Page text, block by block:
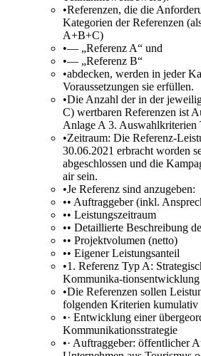
•Referenzen, die die
Kategorien der Referenzen
A+B+C)
•— „Referenz A“ und
•— „Referenz B“
•abdecken, werden in jeder
Voraussetzungen sie erfüllen.
•Die Anzahl der in der
C) wertbaren Referenzen ist
Anlage A 3. Auswahlkriterien
•Zeitraum: Die Referenz-
30.06.2021 erbracht worden
abgeschlossen und die
air sein.
•Je Referenz sind anzugeben:
•• Auftraggeber (inkl.
•• Leistungszeitraum
•• Detaillierte Beschreibung
•• Projektvolumen (netto)
•• Eigener Leistungsanteil
•1. Referenz Typ A:
Kommunika-tionsentwicklung
•Die Referenzen sollen
folgenden Kriterien kumulativ
•· Entwicklung einer
Kommunikationsstrategie
•· Auftraggeber: öffentlicher